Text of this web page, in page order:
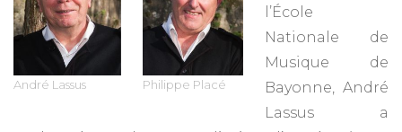
André Lassus Philippe Placé
l’École
Nationale de
Musique de
Bayonne, André
Lassus a